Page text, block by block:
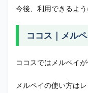
今後、利用できるよ
ココス｜メル
ココスではメルペイが
メルペイの使い方は